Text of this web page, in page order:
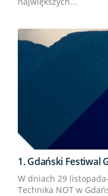
1. Gdański Festiwal
W dniach 29
Technika NOT w